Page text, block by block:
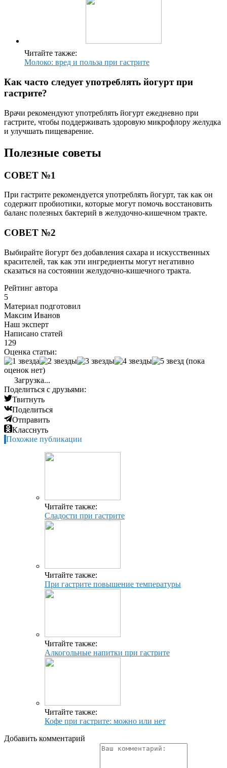
Читайте также:
Молоко: вред и польза при гастрите
Как часто следует употреблять йогурт при
гастрите?
Врачи рекомендуют употреблять йогурт ежедневно при
гастрите, чтобы поддерживать здоровую микрофлору желудка
и улучшать пищеварение.
Полезные советы
СОВЕТ №1
При гастрите рекомендуется употреблять йогурт, так как он
содержит пробиотики, которые могут помочь восстановить
баланс полезных бактерий в желудочно-кишечном тракте.
СОВЕТ №2
Выбирайте йогурт без добавления сахара и искусственных
красителей, так как эти ингредиенты могут негативно
сказаться на состоянии желудочно-кишечного тракта.
Рейтинг автора
5
Материал подготовил
Максим Иванов
Наш эксперт
Написано статей
129
Оценка статьи:
(пока
оценок нет)
Загрузка...
Поделиться с друзьями:
Твитнуть
Поделиться
Отправить
Класснуть
Похожие публикации
Читайте также:
Сладости при гастрите
Читайте также:
При гастрите повышение температуры
Читайте также:
Алкогольные напитки при гастрите
Читайте также:
Кофе при гастрите: можно или нет
Добавить комментарий